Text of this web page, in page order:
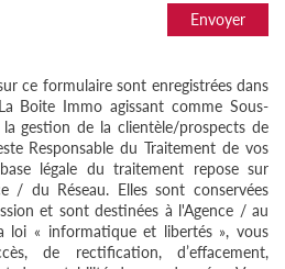
Envoyer
ce formulaire sont enregistrées dans
Boite Immo agissant comme Sous-
gestion de la clientèle/prospects de
Responsable du Traitement de vos
légale du traitement repose sur
/ du Réseau. Elles sont conservées
et sont destinées à l'Agence / au
loi « informatique et libertés », vous
de rectification, d’effacement,